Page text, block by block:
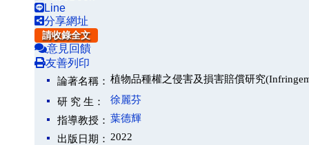
Line
分享網址
請收錄全文
意見回饋
友善列印
論著名稱： 植物品種權之侵害及損害賠償研究
研 究 生：
徐麗芬
指導教授： 葉德輝
出版日期： 2022